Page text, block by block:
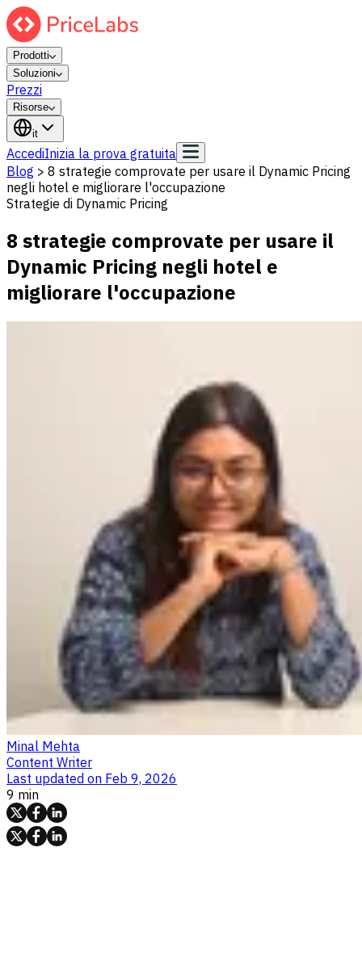
Prodotti
Soluzioni
Prezzi
Risorse
it
AccediInizia la prova gratuita
Blog > 8 strategie comprovate per usare il Dynamic Pricing
negli hotel e migliorare l'occupazione
Strategie di Dynamic Pricing
8 strategie comprovate per usare il
Dynamic Pricing negli hotel e
migliorare l'occupazione
Minal Mehta
Content Writer
Last updated on Feb 9, 2026
9 min